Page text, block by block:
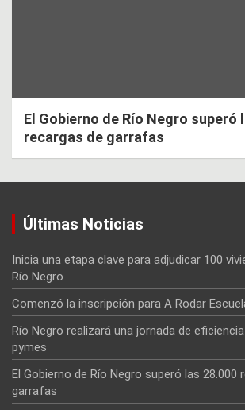
El Gobierno de Río Negro superó
recargas de garrafas
Últimas Noticias
Inicia una etapa clave para adjudicar 100
Río Negro
Comenzó la inscripción para A Rodar
Río Negro realizará una jornada de
pymes
El Gobierno de Río Negro superó las 28.000
garrafas